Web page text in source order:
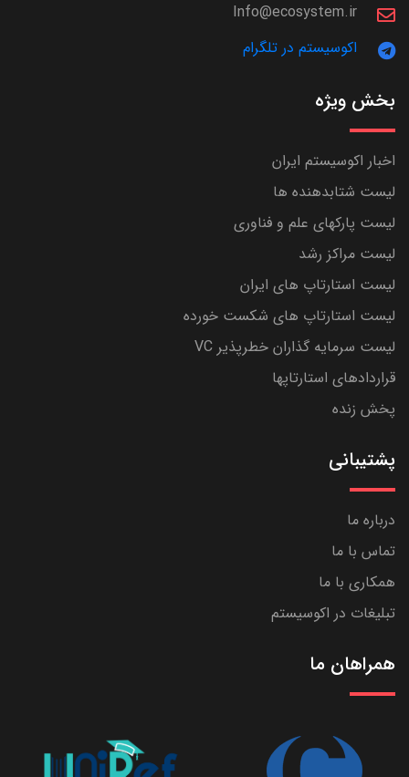
Info@ecosystem.ir
اکوسیستم در تلگرام
بخش ویژه
اخبار اکوسیستم ایران
لیست شتابدهنده ها
لیست پارکهای علم و فناوری
لیست مراکز رشد
لیست استارتاپ های ایران
لیست استارتاپ های شکست خورده
لیست سرمایه گذاران خطرپذیر VC
قراردادهای استارتاپها
پخش زنده
پشتیبانی
درباره ما
تماس با ما
همکاری با ما
تبلیغات در اکوسیستم
همراهان ما